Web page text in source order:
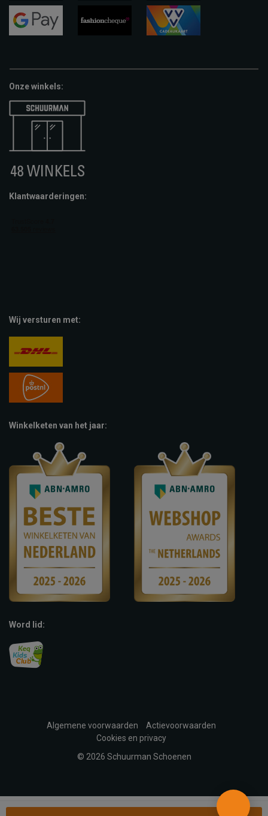
visa
apple-
pay
Onze winkels:
Klantwaarderingen:
Wij versturen met:
Winkelketen van het jaar:
Word lid:
Algemene voorwaarden
Actievoorwaarden
Cookies en privacy
© 2026 Schuurman Schoenen